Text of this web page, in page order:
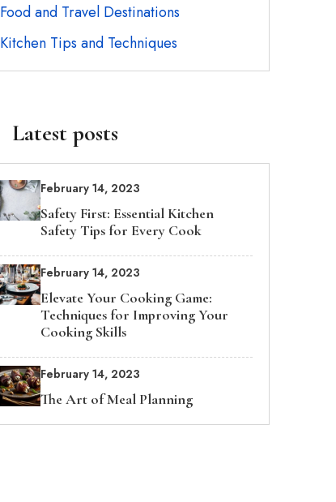
Food and Travel Destinations
Kitchen Tips and Techniques
Latest posts
February 14, 2023
Safety First: Essential Kitchen
Safety Tips for Every Cook
February 14, 2023
Elevate Your Cooking Game:
Techniques for Improving Your
Cooking Skills
February 14, 2023
The Art of Meal Planning